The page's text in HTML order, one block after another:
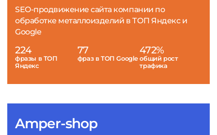
Amper-shop
SEO-продвижение сайта компании по
обработке металлоизделий в ТОП Яндекс и
Google
224
фразы в ТОП
Яндекс
77
фраз в ТОП Google
472%
общий рост
трафика